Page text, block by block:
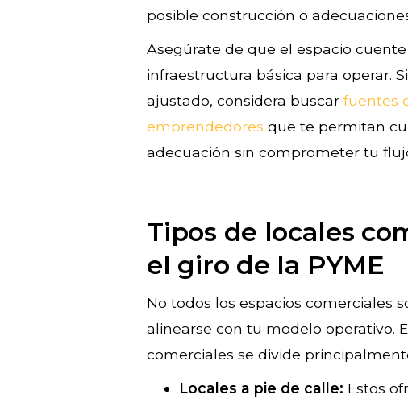
posible construcción o
Asegúrate de que el espacio
infraestructura básica para operar.
ajustado, considera buscar fuentes
emprendedores que te permitan
adecuación sin comprometer tu
Tipos de locales
el giro de la PYME
No todos los espacios comerciales
alinearse con tu modelo operativo.
comerciales se divide
Locales a pie de calle: Estos